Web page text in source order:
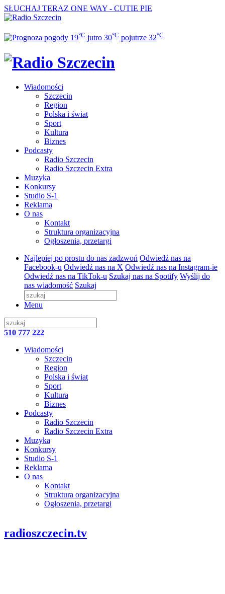
SŁUCHAJ TERAZ ONE WAY - CUTIE PIE
19°C jutro 30°C pojutrze 32°C
Wiadomości
Szczecin
Region
Polska i świat
Sport
Kultura
Biznes
Podcasty
Radio Szczecin
Radio Szczecin Extra
Muzyka
Konkursy
Studio S-1
Reklama
O nas
Kontakt
Struktura organizacyjna
Ogłoszenia, przetargi
Najlepiej po prostu do nas zadzwoń Odwiedź nas na
Facebook-u Odwiedź nas na X Odwiedź nas na Instagram-ie
Odwiedź nas na TikTok-u Szukaj nas na Spotify Wyślij do
nas wiadomość Szukaj
Menu
510 777 222
Wiadomości
Szczecin
Region
Polska i świat
Sport
Kultura
Biznes
Podcasty
Radio Szczecin
Radio Szczecin Extra
Muzyka
Konkursy
Studio S-1
Reklama
O nas
Kontakt
Struktura organizacyjna
Ogłoszenia, przetargi
radioszczecin.tv